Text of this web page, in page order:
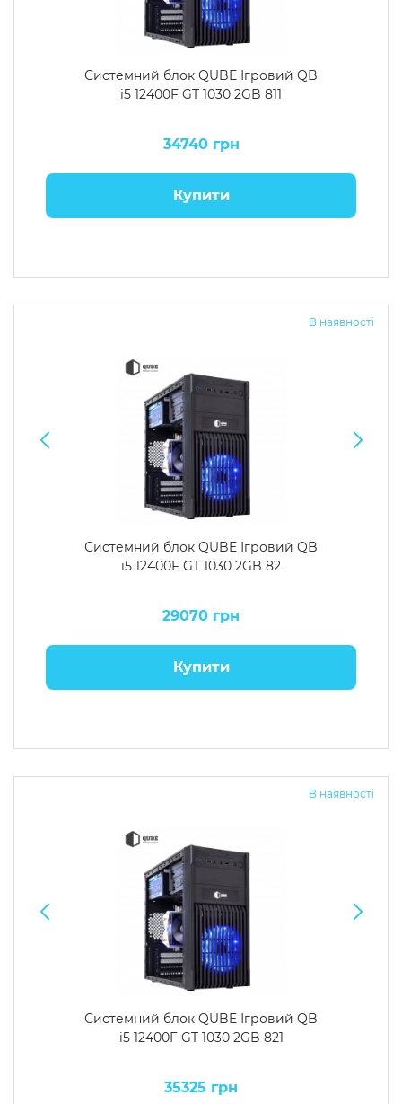
Системний блок QUBE Ігровий QB
i5 12400F GT 1030 2GB 811
34740 грн
Купити
В наявності
Системний блок QUBE Ігровий QB
i5 12400F GT 1030 2GB 82
29070 грн
Купити
В наявності
Системний блок QUBE Ігровий QB
i5 12400F GT 1030 2GB 821
35325 грн